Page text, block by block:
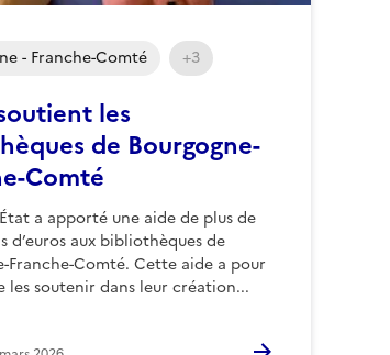
les
de Bourgogne-
Comté
a apporté une aide de plus de
d’euros aux bibliothèques de
Franche-Comté. Cette aide a pour
les soutenir dans leur création...
- Franche-Comté +3